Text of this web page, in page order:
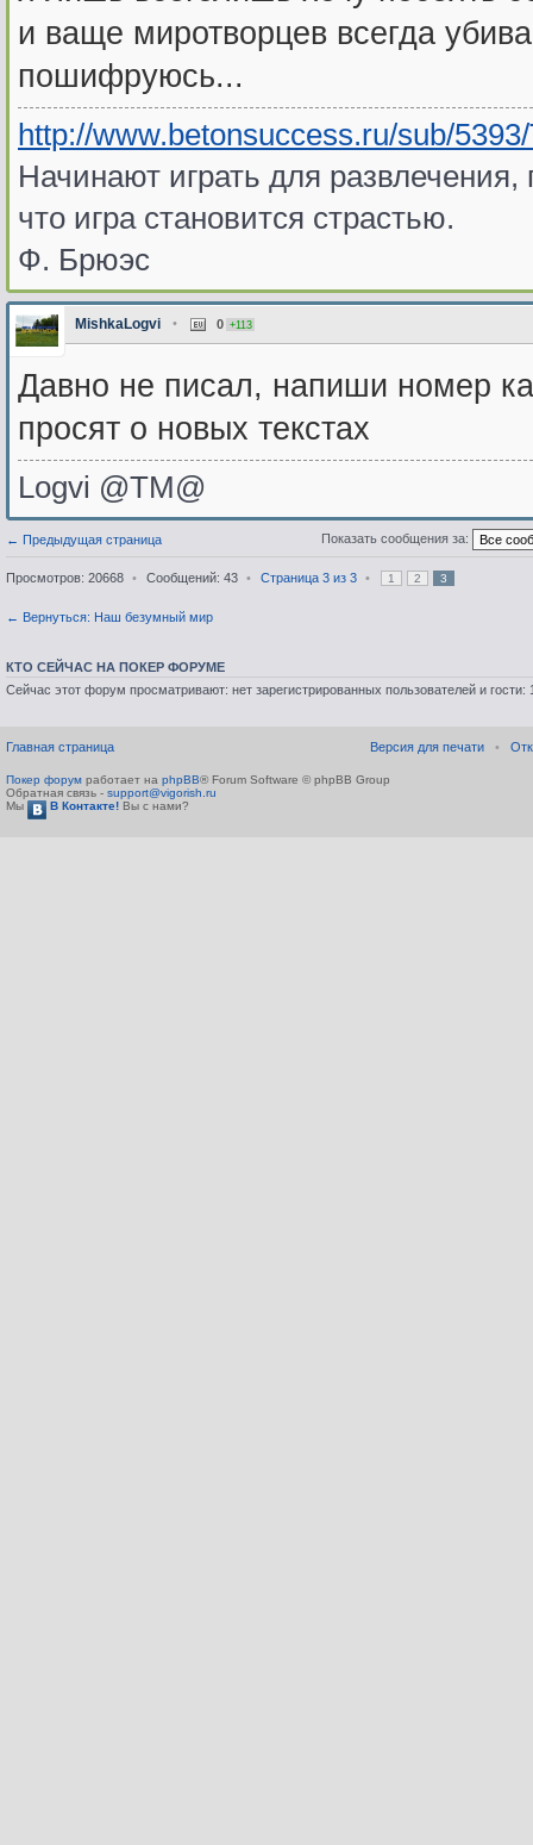
и ваще миротворцев всегда
пошифруюсь...
http://www.betonsuccess.ru/sub/
Начинают играть для
что игра становится страстью.
Ф. Брюэс
MishkaLogvi • 0 +113
Давно не писал, напиши номер
просят о новых текстах
Logvi @TM@
← Предыдущая страница Показать сообщения за:
Просмотров: 20668 • Сообщений: 43 • Страница 3из 3 • 1 2 3
← Вернуться: Наш безумный мир
КТО СЕЙЧАС НА ПОКЕР ФОРУМЕ
Сейчас этот форум просматривают: нет зарегистрированных пользователей и гости:
Главная страница •
Версия для печати
Покер форум работает на phpBB® Forum Software © phpBB Group
Обратная связь - support@vigorish.ru
Мы
В Контакте! Вы с нами?